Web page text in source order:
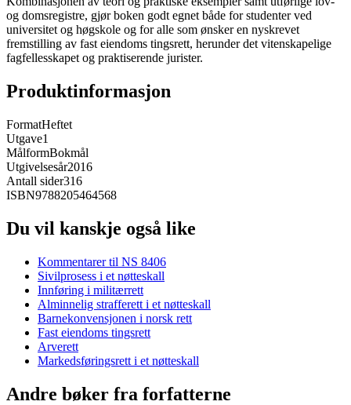
og domsregistre, gjør boken godt egnet både for studenter ved
universitet og høgskole og for alle som ønsker en nyskrevet
fremstilling av fast eiendoms tingsrett, herunder det vitenskapelige
fagfellesskapet og praktiserende jurister.
Produktinformasjon
FormatHeftet
Utgave1
MålformBokmål
Utgivelsesår2016
Antall sider316
ISBN9788205464568
Du vil kanskje også like
Kommentarer til NS 8406
Sivilprosess i et nøtteskall
Innføring i militærrett
Alminnelig strafferett i et nøtteskall
Barnekonvensjonen i norsk rett
Fast eiendoms tingsrett
Arverett
Markedsføringsrett i et nøtteskall
Andre bøker fra forfatterne